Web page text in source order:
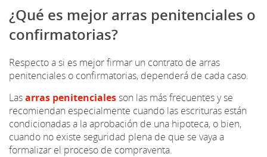
¿Qué es mejor arras penitenciales o
confirmatorias?
Respecto a si es mejor firmar un contrato de arras
penitenciales o confirmatorias, dependerá de cada caso.
Lasarras penitencialesson las más frecuentes y se
recomiendan especialmente cuando las escrituras están
condicionadas a la aprobación de una hipoteca, o bien,
cuando no existe seguridad plena de que se vaya a
formalizar el proceso de compraventa.